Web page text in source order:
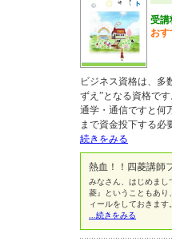
受講
おす
ビジネス資格は、
ずえ”となる資格で
通学・通信ですと何
まで資金投下する必
続きをみる
熱血！！四菱講師
みなさん、はじめまし
菱』ということもあり
ィールをしておきま
...続きをみる